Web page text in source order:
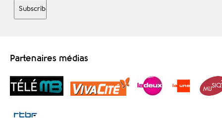
Partenaires médias